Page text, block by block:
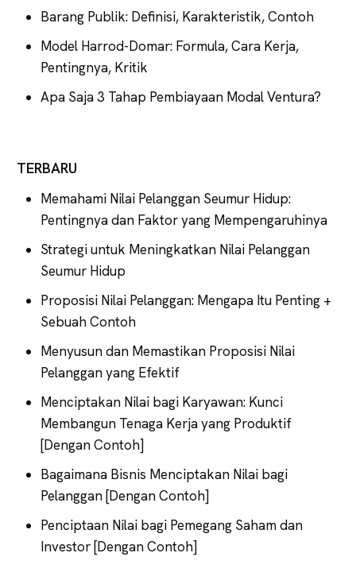
Barang Publik: Definisi, Karakteristik, Contoh
Model Harrod-Domar: Formula, Cara Kerja,
Pentingnya, Kritik
Apa Saja 3 Tahap Pembiayaan Modal Ventura?
TERBARU
Memahami Nilai Pelanggan Seumur Hidup:
Pentingnya dan Faktor yang Mempengaruhinya
Strategi untuk Meningkatkan Nilai Pelanggan
Seumur Hidup
Proposisi Nilai Pelanggan: Mengapa Itu Penting +
Sebuah Contoh
Menyusun dan Memastikan Proposisi Nilai
Pelanggan yang Efektif
Menciptakan Nilai bagi Karyawan: Kunci
Membangun Tenaga Kerja yang Produktif
[Dengan Contoh]
Bagaimana Bisnis Menciptakan Nilai bagi
Pelanggan [Dengan Contoh]
Penciptaan Nilai bagi Pemegang Saham dan
Investor [Dengan Contoh]